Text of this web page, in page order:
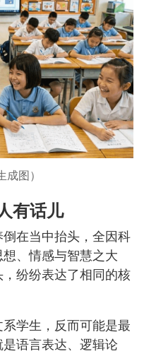
成图）
有话儿
在当中抬头，全因科
、情感与智慧之大
纷纷表达了相同的核
学生，反而可能是最
语言表达、逻辑论